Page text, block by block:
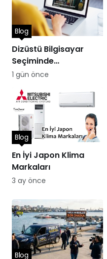
Dizüstü Bilgisayar
Seçiminde
Performans
Blog
1 gün önce
En İyi Japon Klima
Markaları
Blog
3 ay önce
Blog